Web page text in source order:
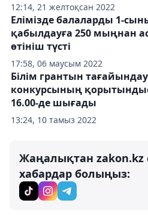
12:14, 21 желтоқсан 2022
17:58, 06 маусым 2022
Елімізде балаларды 1-
қабылдауға 250 мыңнан
өтініш түсті
13:24, 10 тамыз 2022
Білім грантын тағайындау
конкурсының
16.00-де шығады
Жаңалықтан zakon.kz
хабардар болыңыз: